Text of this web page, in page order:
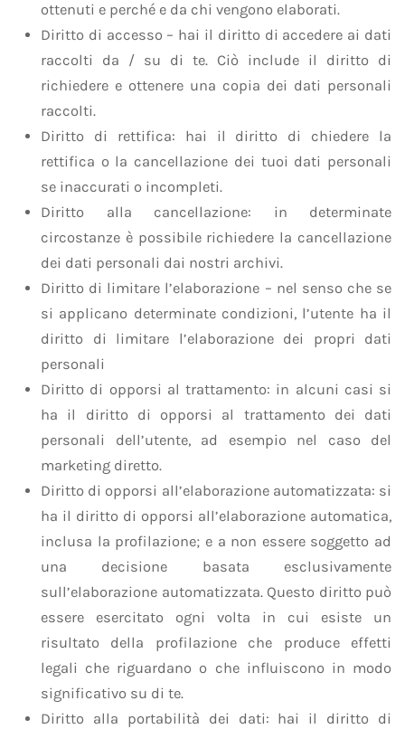
ottenuti e perché e da chi vengono elaborati.
Diritto di accesso – hai il diritto di accedere ai dati
raccolti da / su di te. Ciò include il diritto di
richiedere e ottenere una copia dei dati personali
raccolti.
Diritto di rettifica: hai il diritto di chiedere la
rettifica o la cancellazione dei tuoi dati personali
se inaccurati o incompleti.
Diritto alla cancellazione: in determinate
circostanze è possibile richiedere la cancellazione
dei dati personali dai nostri archivi.
Diritto di limitare l’elaborazione – nel senso che se
si applicano determinate condizioni, l’utente ha il
diritto di limitare l’elaborazione dei propri dati
personali
Diritto di opporsi al trattamento: in alcuni casi si
ha il diritto di opporsi al trattamento dei dati
personali dell’utente, ad esempio nel caso del
marketing diretto.
Diritto di opporsi all’elaborazione automatizzata: si
ha il diritto di opporsi all’elaborazione automatica,
inclusa la profilazione; e a non essere soggetto ad
una decisione basata esclusivamente
sull’elaborazione automatizzata. Questo diritto può
essere esercitato ogni volta in cui esiste un
risultato della profilazione che produce effetti
legali che riguardano o che influiscono in modo
significativo su di te.
Diritto alla portabilità dei dati: hai il diritto di